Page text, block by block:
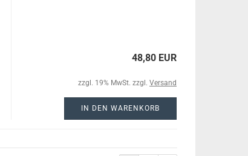
48,80 EUR
zzgl. 19% MwSt. zzgl. Versand
IN DEN WARENKORB